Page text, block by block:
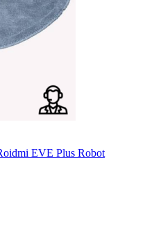
EVE Plus Robot